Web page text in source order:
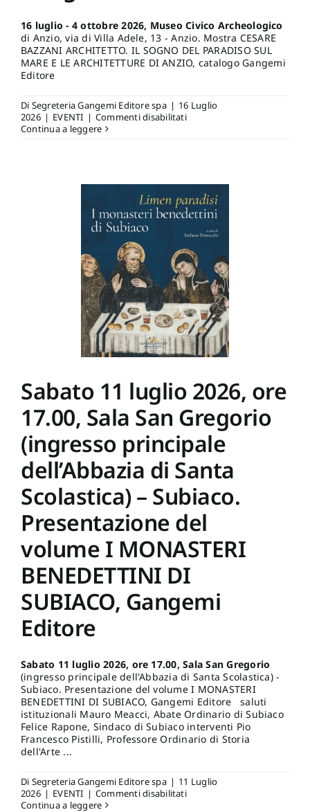
16 luglio - 4 ottobre 2026, Museo Civico Archeologico
di Anzio, via di Villa Adele, 13 - Anzio. Mostra CESARE
BAZZANI ARCHITETTO. IL SOGNO DEL PARADISO SUL
MARE E LE ARCHITETTURE DI ANZIO, catalogo Gangemi
Editore
Di Segreteria Gangemi Editore spa | 16 Luglio
2026 | EVENTI | Commenti disabilitatisu
2026,
Museo
Civico
Archeologico
di
Anzio,
via
di
Villa
Adele,
13
–
Anzio.
Mostra
CESARE
IL
SOGNO
DEL
PARADISO
MARE
LE
ARCHITETTURE
DI
ANZIO,
catalogo
Gangemi
Editore
Continua a leggere
Sabato 11 luglio 2026, ore
17.00, Sala San Gregorio
(ingresso principale
dell’Abbazia di Santa
Scolastica) – Subiaco.
Presentazione del
volume I MONASTERI
BENEDETTINI DI
SUBIACO, Gangemi
Editore
Sabato 11 luglio 2026, ore 17.00, Sala San Gregorio
(ingresso principale dell'Abbazia di Santa Scolastica) -
Subiaco. Presentazione del volume I MONASTERI
BENEDETTINI DI SUBIACO, Gangemi Editore saluti
istituzionali Mauro Meacci, Abate Ordinario di Subiaco
Felice Rapone, Sindaco di Subiaco interventi Pio
Francesco Pistilli, Professore Ordinario di Storia
dell'Arte ...
Di Segreteria Gangemi Editore spa | 11 Luglio
2026 | EVENTI | Commenti disabilitatisu
Continua a leggere